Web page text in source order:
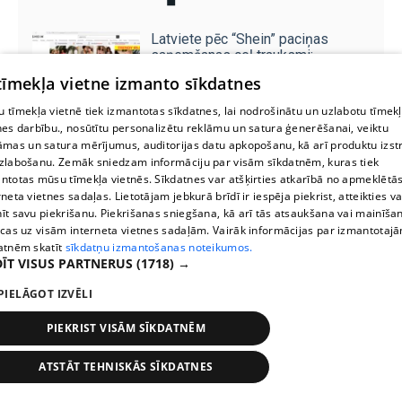
Latviete pēc “Shein” paciņas
saņemšanas ceļ trauksmi:
veselības problēmām
Ko dzert, lai mazinātu iekaisumu
organismā: uztura speciālisti
nosauc dzērienu Nr. 1
Pieturas Laiki
vietne izmanto sīkdatnes
tīmekļa vietnē tiek izmantotas sīkdatnes, lai nodrošinātu un uzlabotu
darbību., nosūtītu personalizētu reklāmu un satura ģenerēšanai, veiktu
un satura mērījumus, auditorijas datu apkopošanu, kā arī produktu
Zemāk sniedzam informāciju par visām sīkdatnēm, kuras tiek
mūsu tīmekļa vietnēs. Sīkdatnes var atšķirties atkarībā no
vietnes sadaļas. Lietotājam jebkurā brīdī ir iespēja piekrist, atteikties
savu piekrišanu. Piekrišanas sniegšana, kā arī tās atsaukšana vai
uz visām interneta vietnes sadaļām. Vairāk informācijas par
skatīt sīkdatņu izmantošanas noteikumos.
VISUS PARTNERUS (1718) →
IZVĒLI
PIEKRIST VISĀM SĪKDATNĒM
ATSTĀT TEHNISKĀS SĪKDATNES